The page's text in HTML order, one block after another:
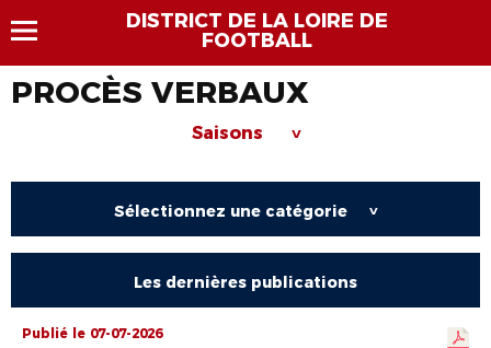
DISTRICT DE LA LOIRE DE
FOOTBALL
PROCÈS VERBAUX
Saisons >
Sélectionnez une catégorie >
Les dernières publications
Publié le 07-07-2026